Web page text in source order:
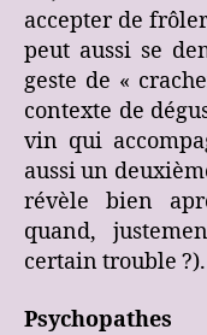
accepter de
peut aussi se
geste de «
contexte de
vin qui
aussi un
révèle bien
quand,
certain trouble ?).
Psychopathes